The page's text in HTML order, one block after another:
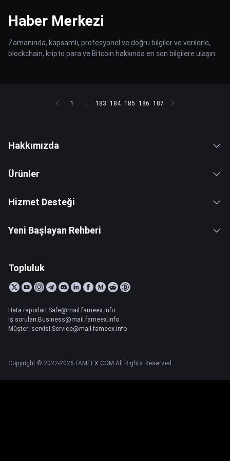
Haber Merkezi
Zamanında, kapsamlı, profesyonel ve doğru bilgiler ve verilerle,
blockchain, kripto para ve Bitcoin hakkında en son bilgilere ulaşın.
1 ... 183 184 185 186 187
Hakkımızda
Ürünler
Hizmet Desteği
Yeni Başlayan Rehberi
Topluluk
Hata raporları:Safe@mail.fameex.info
İş soruları:Business@mail.fameex.info
Müşteri servisi:Service@mail.fameex.info
Copyright © 2022-2026 FAMEEX.COM All Rights Reserved